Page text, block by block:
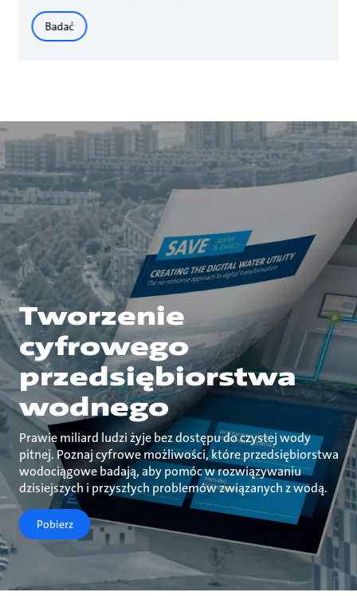
Badać
Tworzenie
cyfrowego
przedsiębiorstwa
wodnego
Prawie miliard ludzi żyje bez dostępu do czystej wody
pitnej. Poznaj cyfrowe możliwości, które przedsiębiorstwa
wodociągowe badają, aby pomóc w rozwiązywaniu
dzisiejszych i przyszłych problemów związanych z wodą.
Pobierz